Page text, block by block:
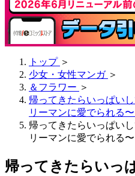
トップ ＞
少女・女性マンガ ＞
＆フラワー ＞
帰ってきたらいっぱい
リーマンに愛でられる〜
帰ってきたらいっぱい
リーマンに愛でられる
帰ってきたらいっ